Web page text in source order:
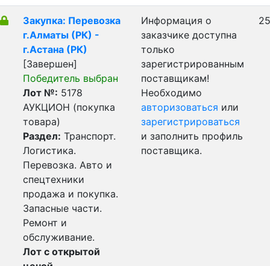
Закупка: Перевозка
г.Алматы (РК) -
г.Астана (РК)
[Завершен]
Победитель выбран
Лот №: 5178
АУКЦИОН (покупка
товара)
Раздел: Транспорт.
Логистика.
Перевозка. Авто и
спецтехники
продажа и покупка.
Запасные части.
Ремонт и
обслуживание.
Лот с открытой
Информация о
заказчике доступна
только
зарегистрированным
поставщикам!
Необходимо
авторизоваться или
зарегистрироваться
и заполнить профиль
поставщика.